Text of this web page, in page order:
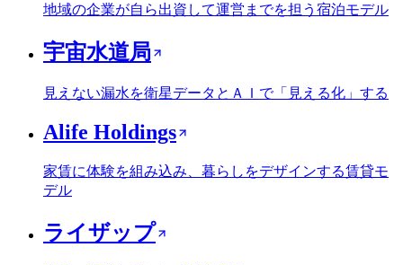
地域の企業が自ら出資して運営までを担う宿泊モデル
宇宙水道局
見えない漏水を衛星データとＡＩで「見える化」する
Alife Holdings
家賃に体験を組み込み、暮らしをデザインする賃貸モ
デル
ライザップ